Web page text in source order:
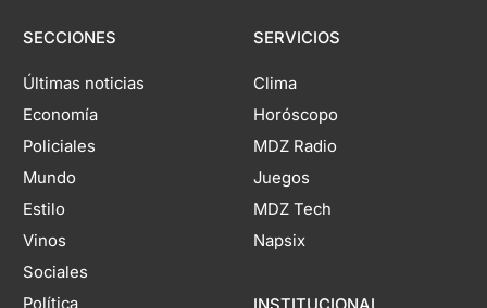
SECCIONES
Últimas noticias
Economía
Policiales
Mundo
Estilo
Vinos
Sociales
Política
SERVICIOS
Clima
Horóscopo
MDZ Radio
Juegos
MDZ Tech
Napsix